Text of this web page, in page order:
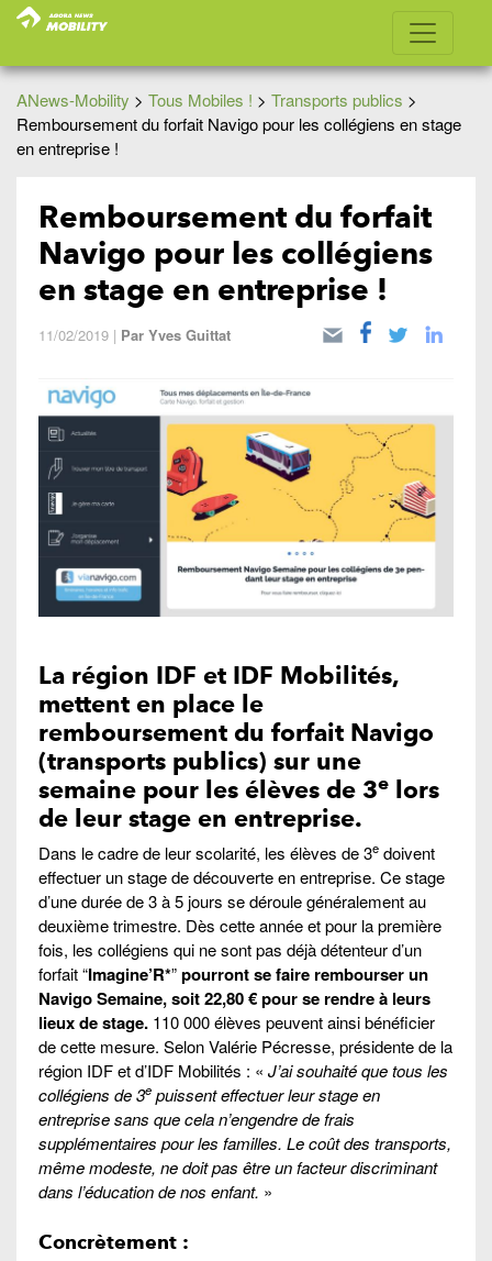
ANews-Mobility > Tous Mobiles ! > Transports publics >
Remboursement du forfait Navigo pour les collégiens en stage
en entreprise !
Remboursement du forfait
Navigo pour les collégiens
en stage en entreprise !
11/02/2019 | Par Yves Guittat
La région IDF et IDF Mobilités,
mettent en place le
remboursement du forfait Navigo
(transports publics) sur une
semaine pour les élèves de 3e lors
de leur stage en entreprise.
Dans le cadre de leur scolarité, les élèves de 3e doivent
effectuer un stage de découverte en entreprise. Ce stage
d’une durée de 3 à 5 jours se déroule généralement au
deuxième trimestre. Dès cette année et pour la première
fois, les collégiens qui ne sont pas déjà détenteur d’un
forfait “Imagine’R*”pourront se faire rembourser un
Navigo Semaine, soit 22,80 € pour se rendre à leurs
lieux de stage. 110 000 élèves peuvent ainsi bénéficier
de cette mesure. Selon Valérie Pécresse, présidente de la
région IDF et d’IDF Mobilités : « J’ai souhaité que tous les
collégiens de 3e puissent effectuer leur stage en
entreprise sans que cela n’engendre de frais
supplémentaires pour les familles. Le coût des transports,
même modeste, ne doit pas être un facteur discriminant
dans l’éducation de nos enfant. »
Concrètement :